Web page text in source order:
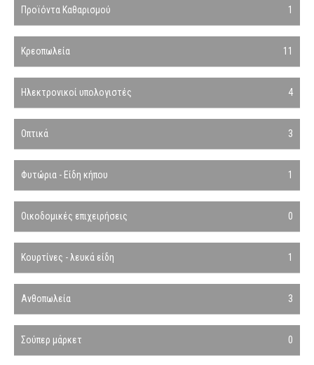
Προϊόντα Καθαρισμού 1
Κρεοπωλεία 11
Ηλεκτρονικοί υπολογιστές 4
Οπτικά 3
Φυτώρια - Είδη κήπου 1
Οικοδομικές επιχειρήσεις 0
Κουρτίνες - λευκά είδη 1
Ανθοπωλεία 3
Σούπερ μάρκετ 0